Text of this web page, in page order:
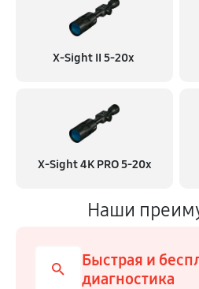
X-Sight II 5-20x
X-Sight 4K PRO 5-20x
Наши
Быстрая и
диагностика